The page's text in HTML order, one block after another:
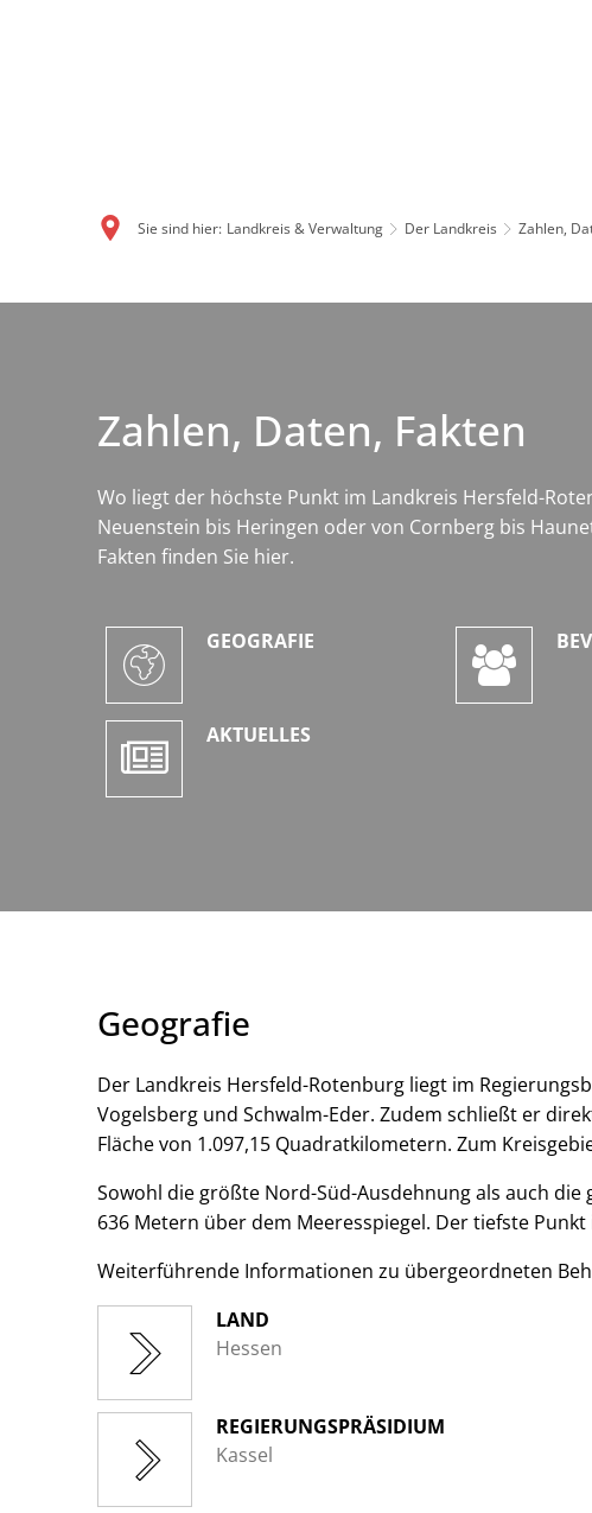
Sie sind hier: Landkreis & Verwaltung Der Landkreis Zahlen,
Zahlen, Daten, Fakten
Wo liegt der höchste Punkt im Landkreis Hersfeld-
Neuenstein bis Heringen oder von Cornberg bis
Fakten finden Sie hier.
GEOGRAFIE
AKTUELLES
Geografie
Der Landkreis Hersfeld-Rotenburg liegt im
Vogelsberg und Schwalm-Eder. Zudem schließt er
Fläche von 1.097,15 Quadratkilometern. Zum
Sowohl die größte Nord-Süd-Ausdehnung als auch
636 Metern über dem Meeresspiegel. Der tiefste
Weiterführende Informationen zu übergeordneten
LAND
Hessen
REGIERUNGSPRÄSIDIUM
Kassel